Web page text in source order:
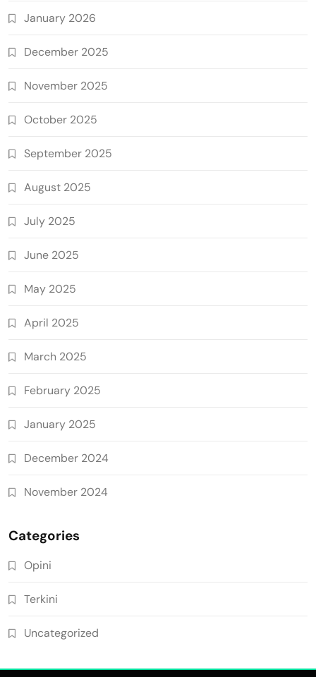
January 2026
December 2025
November 2025
October 2025
September 2025
August 2025
July 2025
June 2025
May 2025
April 2025
March 2025
February 2025
January 2025
December 2024
November 2024
Categories
Opini
Terkini
Uncategorized